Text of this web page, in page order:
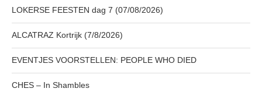
LOKERSE FEESTEN dag 7 (07/08/2026)
ALCATRAZ Kortrijk (7/8/2026)
EVENTJES VOORSTELLEN: PEOPLE WHO DIED
CHES – In Shambles